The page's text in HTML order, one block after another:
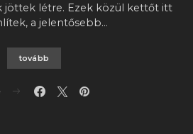
jöttek létre. Ezek közül kettőt itt
a jelentősebb…
tovább